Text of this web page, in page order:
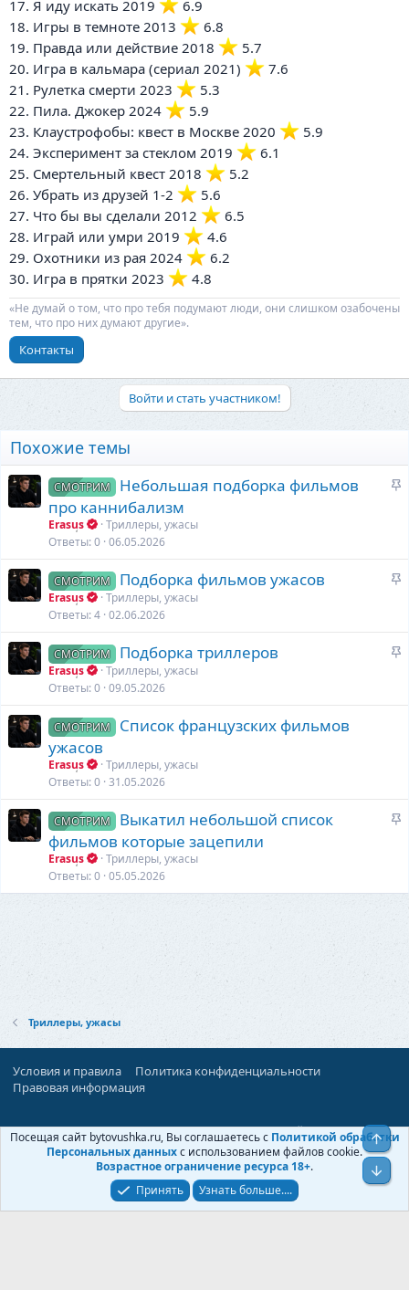
17. Я иду искать 2019
️ 6.9
18. Игры в темноте 2013
️ 6.8
19. Правда или действие 2018
️ 5.7
20. Игра в кальмара (сериал 2021)
️ 7.6
21. Рулетка смерти 2023
️ 5.3
22. Пила. Джокер 2024
️ 5.9
23. Клаустрофобы: квест в Москве 2020
️ 5.9
24. Эксперимент за стеклом 2019
️ 6.1
25. Смертельный квест 2018
️ 5.2
26. Убрать из друзей 1-2
️ 5.6
27. Что бы вы сделали 2012
️ 6.5
28. Играй или умри 2019
️ 4.6
29. Охотники из рая 2024
️ 6.2
30. Игра в прятки 2023
️ 4.8
«Не думай о том, что про тебя подумают люди, они слишком озабочены
тем, что про них думают другие».
Контакты
Войти и стать участником!
Похожие темы
З
п
о
СМОТРИМ
Небольшая подборка фильмов
про каннибализм
Erasus
Триллеры, ужасы
Ответы 0 06.05.2026
З
е
СМОТРИМ Подборка фильмов ужасов
Erasus
Триллеры, ужасы
Ответы 4 02.06.2026
З
о
СМОТРИМ Подборка триллеров
Erasus
Триллеры, ужасы
Ответы 0 09.05.2026
СМОТРИМ
Список французских фильмов
ужасов
Erasus
Триллеры, ужасы
Ответы 0 31.05.2026
З
е
СМОТРИМ
Выкатил небольшой список
фильмов которые зацепили
Erasus
Триллеры, ужасы
Ответы 0 05.05.2026
Триллеры, ужасы
Условия и правила
Политика конфиденциальности
Правовая информация
При поддержке:«Территория Дискуссий»
© Бытовушка, 2025-2026
Посещая сайт bytovushka.ru, Вы соглашаетесь с Политикой обработки
Персональных данныхс использованием файлов cookie.
Возрастное ограничение ресурса 18+.
Принять
Узнать больше....
Верх